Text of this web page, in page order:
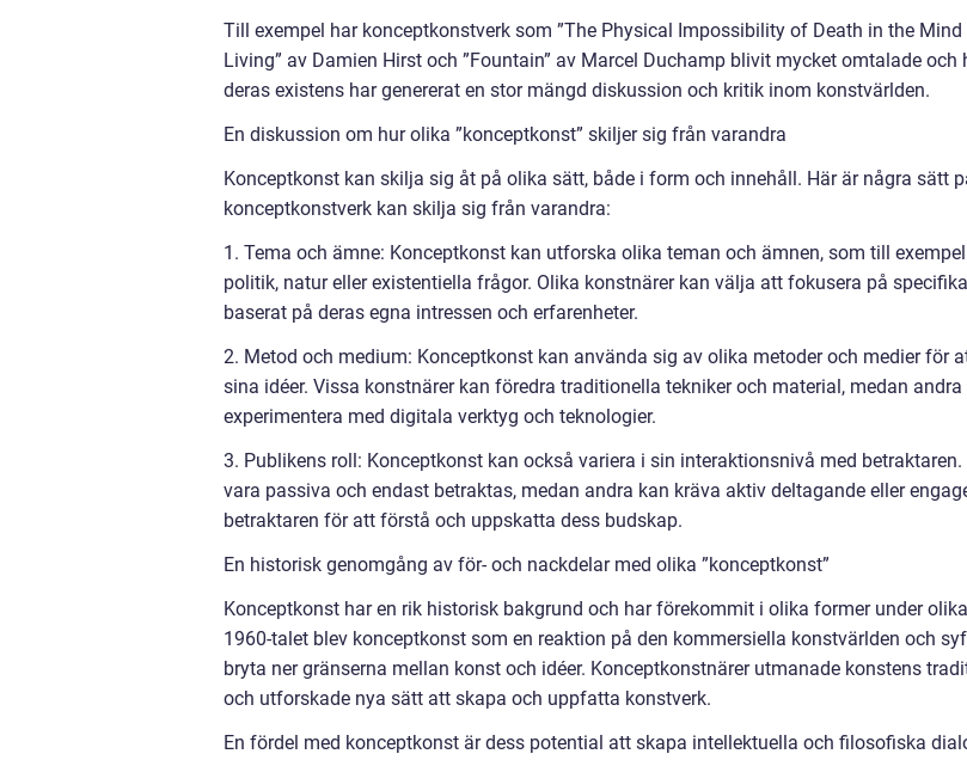
Till exempel har konceptkonstverk som ”The Physical Impossibility of Death in the
Living” av Damien Hirst och ”Fountain” av Marcel Duchamp blivit mycket omtalade och
deras existens har genererat en stor mängd diskussion och kritik inom konstvärlden.
En diskussion om hur olika ”konceptkonst” skiljer sig från varandra
Konceptkonst kan skilja sig åt på olika sätt, både i form och innehåll. Här är några sätt
konceptkonstverk kan skilja sig från varandra:
1. Tema och ämne: Konceptkonst kan utforska olika teman och ämnen, som till
politik, natur eller existentiella frågor. Olika konstnärer kan välja att fokusera på
baserat på deras egna intressen och erfarenheter.
2. Metod och medium: Konceptkonst kan använda sig av olika metoder och medier för
sina idéer. Vissa konstnärer kan föredra traditionella tekniker och material, medan andra
experimentera med digitala verktyg och teknologier.
3. Publikens roll: Konceptkonst kan också variera i sin interaktionsnivå med betraktaren.
vara passiva och endast betraktas, medan andra kan kräva aktiv deltagande eller
betraktaren för att förstå och uppskatta dess budskap.
En historisk genomgång av för- och nackdelar med olika ”konceptkonst”
Konceptkonst har en rik historisk bakgrund och har förekommit i olika former under
1960-talet blev konceptkonst som en reaktion på den kommersiella konstvärlden och
bryta ner gränserna mellan konst och idéer. Konceptkonstnärer utmanade konstens
och utforskade nya sätt att skapa och uppfatta konstverk.
En fördel med konceptkonst är dess potential att skapa intellektuella och filosofiska